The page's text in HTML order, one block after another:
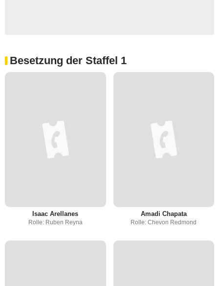
Besetzung der Staffel 1
Isaac Arellanes
Rolle: Ruben Reyna
Amadi Chapata
Rolle: Chevon Redmond